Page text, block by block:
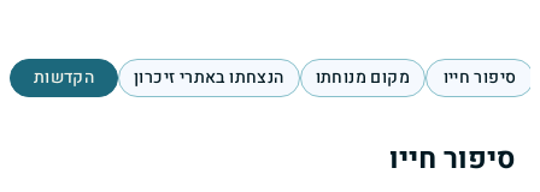
סיפור חייו מקום מנוחתו הנצחתו באתרי זיכרון הקדשות
סיפור חייו